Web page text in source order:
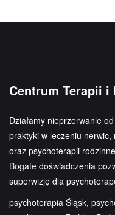
Centrum Terapii i
Działamy nieprzerwanie
praktyki w leczeniu nerwic,
oraz psychoterapii
Bogate doświadczenia
superwizję dla
psychoterapia Śląsk,